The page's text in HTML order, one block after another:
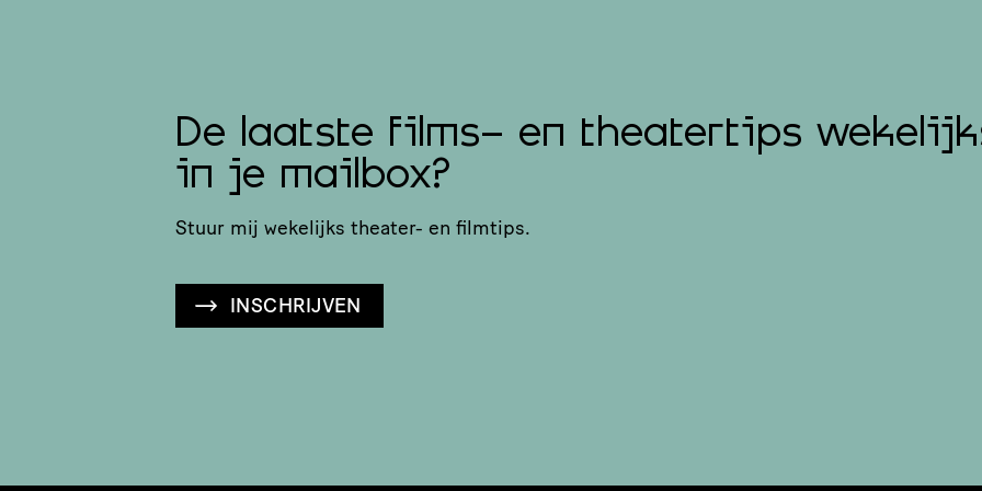
De laatste films- en theatertips
in je mailbox?
Stuur mij wekelijks theater- en filmtips.
INSCHRIJVEN